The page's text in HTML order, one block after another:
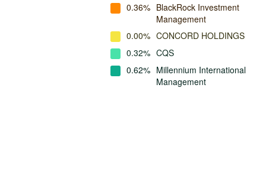
0.36% BlackRock Investment
Management
0.00% CONCORD HOLDINGS
0.32% CQS
0.62% Millennium International
Management